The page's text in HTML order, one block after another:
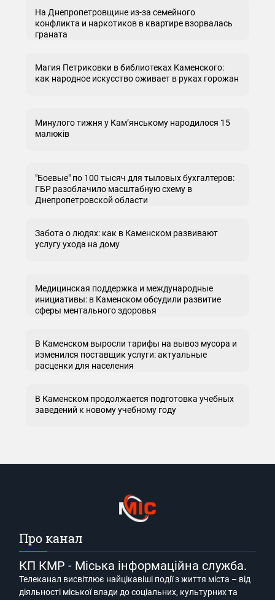
На Днепропетровщине из-за семейного
конфликта и наркотиков в квартире взорвалась
граната
Магия Петриковки в библиотеках Каменского:
как народное искусство оживает в руках горожан
Минулого тижня у Кам’янському народилося 15
малюків
"Боевые" по 100 тысяч для тыловых бухгалтеров:
ГБР разоблачило масштабную схему в
Днепропетровской области
Забота о людях: как в Каменском развивают
услугу ухода на дому
Медицинская поддержка и международные
инициативы: в Каменском обсудили развитие
сферы ментального здоровья
В Каменском выросли тарифы на вывоз мусора и
изменился поставщик услуги: актуальные
расценки для населения
В Каменском продолжается подготовка учебных
заведений к новому учебному году
Про канал
КП КМР - Міська інформаційна служба.
Телеканал висвітлює найцікавіші події з життя міста – від
діяльності міської влади до соціальних, культурних та